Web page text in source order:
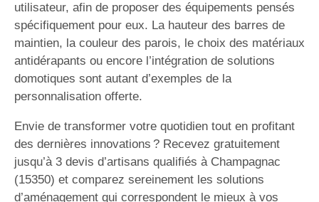
utilisateur, afin de proposer des équipements pensés
spécifiquement pour eux. La hauteur des barres de
maintien, la couleur des parois, le choix des matériaux
antidérapants ou encore l’intégration de solutions
domotiques sont autant d’exemples de la
personnalisation offerte.
Envie de transformer votre quotidien tout en profitant
des dernières innovations ? Recevez gratuitement
jusqu’à 3 devis d’artisans qualifiés à Champagnac
(15350) et comparez sereinement les solutions
d’aménagement qui correspondent le mieux à vos